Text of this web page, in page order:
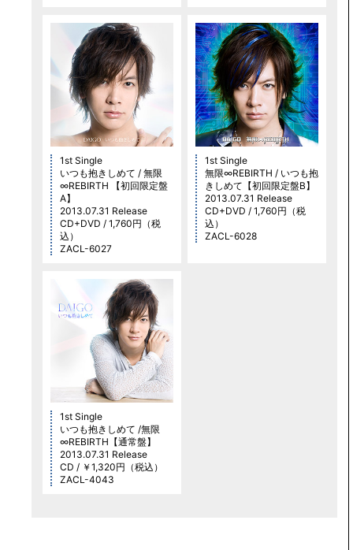
1st Single
いつも抱きしめて / 無限
∞REBIRTH 【初回限定盤
A】
2013.07.31 Release
CD+DVD / 1,760円（税
込）
ZACL-6027
1st Single
無限∞REBIRTH / いつも抱
きしめて【初回限定盤B】
2013.07.31 Release
CD+DVD / 1,760円（税
込）
ZACL-6028
1st Single
いつも抱きしめて /無限
∞REBIRTH【通常盤】
2013.07.31 Release
CD / ￥1,320円（税込）
ZACL-4043